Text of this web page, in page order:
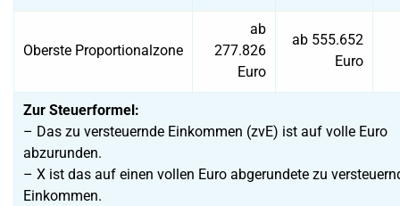
Oberste Proportionalzone
ab
277.826
Euro
ab 555.652
Euro
Zur Steuerformel:
– Das zu versteuernde Einkommen (zvE) ist auf volle Euro
abzurunden.
– X ist das auf einen vollen Euro abgerundete zu
Einkommen.